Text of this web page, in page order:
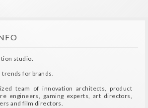
studio.
for brands.
team of innovation architects, product
engineers, gaming experts, art directors,
and film directors.